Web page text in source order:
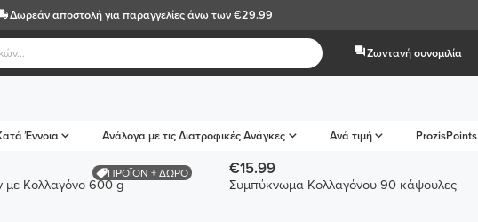
Δωρεάν αποστολήγια παραγγελίες άνω των €29.99
Ζωντανή συνομιλία
Έννοια Ανάλογα με τις Διατροφικές Ανάγκες Ανά τιμή ProzisPoints
ΠΡΟΪΟΝ + ΔΩΡΟ
με Κολλαγόνο 600 g
€15.99
Συμπύκνωμα Κολλαγόνου 90 κάψουλες